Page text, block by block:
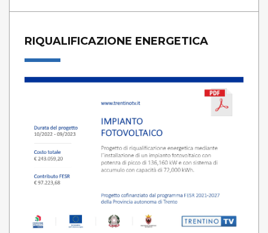
RIQUALIFICAZIONE ENERGETICA